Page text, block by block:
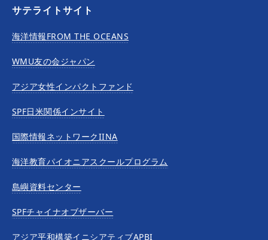
サテライトサイト
海洋情報FROM THE OCEANS
WMU友の会ジャパン
アジア女性インパクトファンド
SPF日米関係インサイト
国際情報ネットワークIINA
海洋教育パイオニアスクールプログラム
島嶼資料センター
SPFチャイナオブザーバー
アジア平和構築イニシアティブAPBI